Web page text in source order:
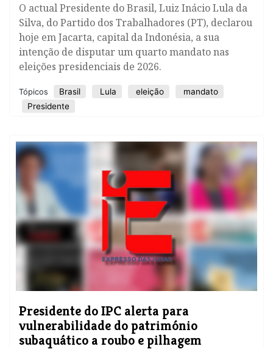
O actual Presidente do Brasil, Luiz Inácio Lula da
Silva, do Partido dos Trabalhadores (PT), declarou
hoje em Jacarta, capital da Indonésia, a sua
intenção de disputar um quarto mandato nas
eleições presidenciais de 2026.
Tópicos Brasil Lula eleição
mandato
Presidente
Presidente do IPC alerta para
vulnerabilidade do património
subaquático a roubo e pilhagem